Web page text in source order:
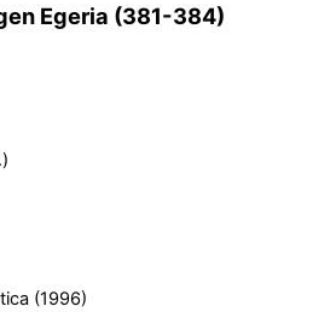
Egeria (381-384)
(1996)